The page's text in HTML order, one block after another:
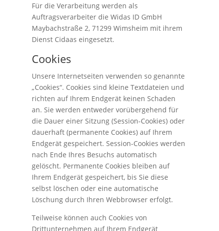
Für die Verarbeitung werden als
Auftragsverarbeiter die Widas ID GmbH
Maybachstraße 2, 71299 Wimsheim mit ihrem
Dienst Cidaas eingesetzt.
Cookies
Unsere Internetseiten verwenden so genannte
„Cookies“. Cookies sind kleine Textdateien und
richten auf Ihrem Endgerät keinen Schaden
an. Sie werden entweder vorübergehend für
die Dauer einer Sitzung (Session-Cookies) oder
dauerhaft (permanente Cookies) auf Ihrem
Endgerät gespeichert. Session-Cookies werden
nach Ende Ihres Besuchs automatisch
gelöscht. Permanente Cookies bleiben auf
Ihrem Endgerät gespeichert, bis Sie diese
selbst löschen oder eine automatische
Löschung durch Ihren Webbrowser erfolgt.
Teilweise können auch Cookies von
Drittunternehmen auf Ihrem Endgerät